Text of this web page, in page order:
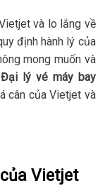
và lo lắng về
định hành lý của
mong muốn và
Đại lý vé máy bay
cân của Vietjet và
Vietjet